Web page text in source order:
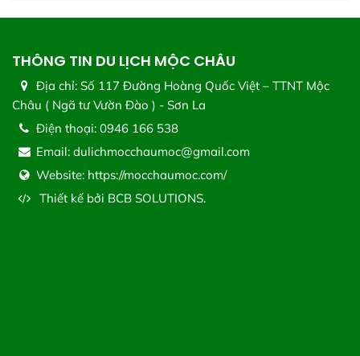
THÔNG TIN DU LỊCH MỘC CHÂU
Địa chỉ: Số 117 Đường Hoàng Quốc Việt – TTNT Mộc
Châu ( Ngã tư Vườn Đào ) - Sơn La
Điện thoại: 0946 166 538
Email: dulichmocchaumoc@gmail.com
Website: https://mocchaumoc.com/
Thiết kế bởi BCB SOLUTIONS.